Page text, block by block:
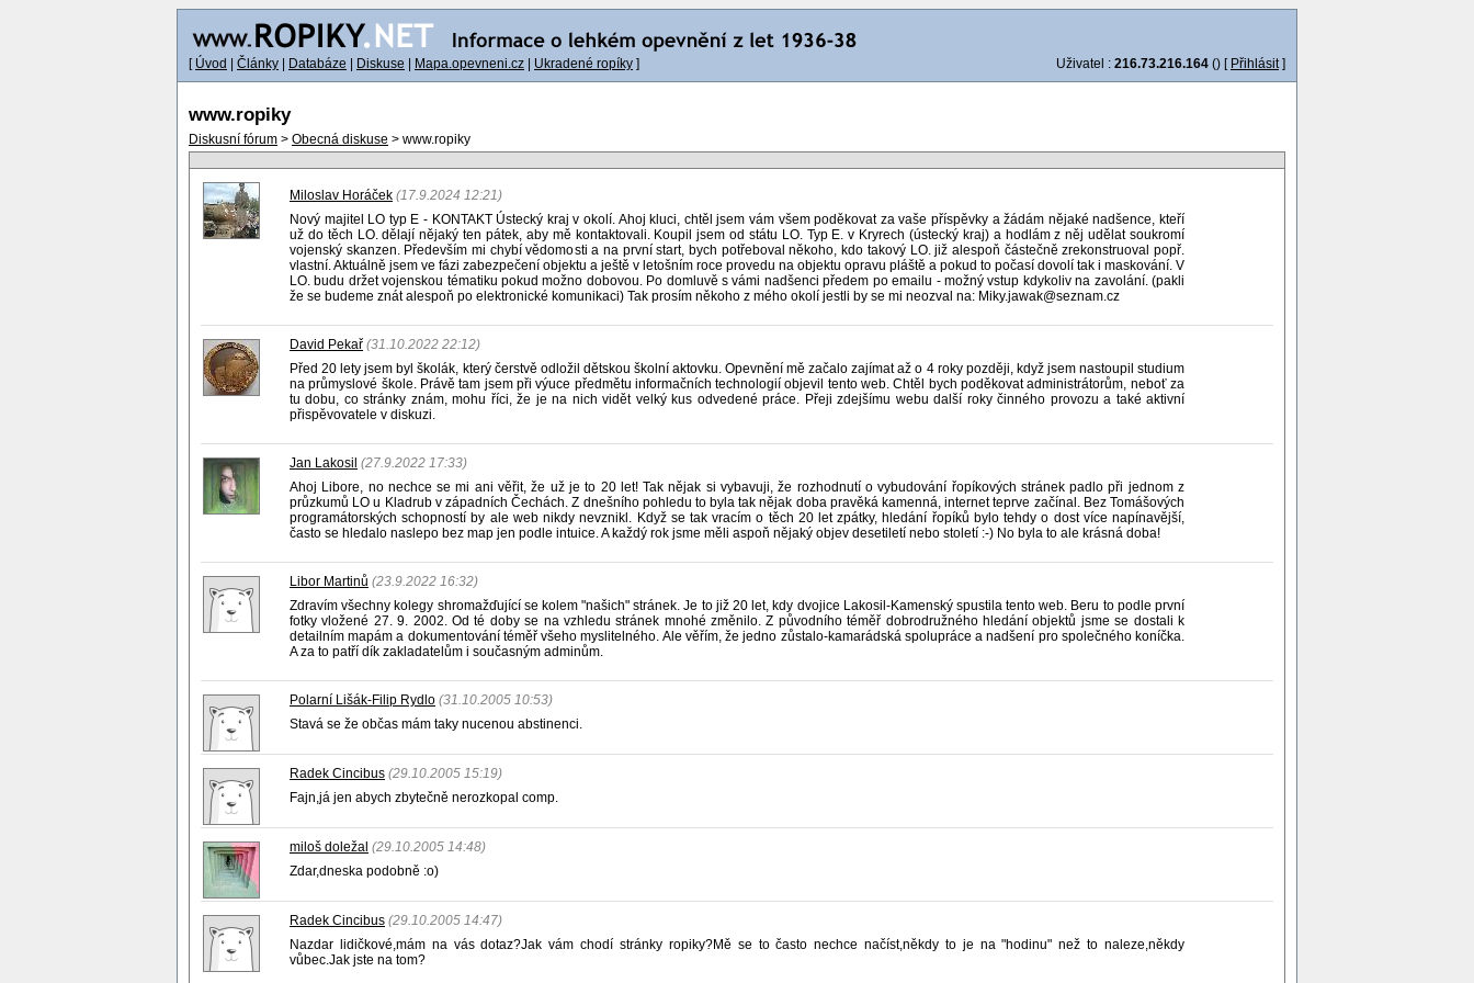
[ Úvod Články Databáze Diskuse Mapa.opevneni.cz Ukradené ropíky ] Uživatel : 216.73.216.164 () [ Přihlásit]
www.ropiky
Diskusní fórum > Obecná diskuse > www.ropiky
Miloslav Horáček (17.9.2024 12:21)
Nový majitel LO typ E - KONTAKT Ústecký kraj v okolí. Ahoj kluci, chtěl jsem vám všem poděkovat za vaše příspěvky a žádám nějaké nadšence, kteří
už do těch LO. dělají nějaký ten pátek, aby mě kontaktovali. Koupil jsem od státu LO. Typ E. v Kryrech (ústecký kraj) a hodlám z něj udělat soukromí
vojenský skanzen. Především mi chybí vědomosti a na první start, bych potřeboval někoho, kdo takový LO. již alespoň částečně zrekonstruoval popř.
vlastní. Aktuálně jsem ve fázi zabezpečení objektu a ještě v letošním roce provedu na objektu opravu pláště a pokud to počasí dovolí tak i maskování. V
LO. budu držet vojenskou tématiku pokud možno dobovou. Po domluvě s vámi nadšenci předem po emailu - možný vstup kdykoliv na zavolání. (pakli
že se budeme znát alespoň po elektronické komunikaci) Tak prosím někoho z mého okolí jestli by se mi neozval na: Miky.jawak@seznam.cz
David Pekař (31.10.2022 22:12)
Před 20 lety jsem byl školák, který čerstvě odložil dětskou školní aktovku. Opevnění mě začalo zajímat až o 4 roky později, když jsem nastoupil studium
na průmyslové škole. Právě tam jsem při výuce předmětu informačních technologií objevil tento web. Chtěl bych poděkovat administrátorům, neboť za
tu dobu, co stránky znám, mohu říci, že je na nich vidět velký kus odvedené práce. Přeji zdejšímu webu další roky činného provozu a také aktivní
přispěvovatele v diskuzi.
Jan Lakosil (27.9.2022 17:33)
Ahoj Libore, no nechce se mi ani věřit, že už je to 20 let! Tak nějak si vybavuji, že rozhodnutí o vybudování řopíkových stránek padlo při jednom z
průzkumů LO u Kladrub v západních Čechách. Z dnešního pohledu to byla tak nějak doba pravěká kamenná, internet teprve začínal. Bez Tomášových
programátorských schopností by ale web nikdy nevznikl. Když se tak vracím o těch 20 let zpátky, hledání řopíků bylo tehdy o dost více napínavější,
často se hledalo naslepo bez map jen podle intuice. A každý rok jsme měli aspoň nějaký objev desetiletí nebo století :-) No byla to ale krásná doba!
Libor Martinů (23.9.2022 16:32)
Zdravím všechny kolegy shromažďující se kolem "našich" stránek. Je to již 20 let, kdy dvojice Lakosil-Kamenský spustila tento web. Beru to podle první
fotky vložené 27. 9. 2002. Od té doby se na vzhledu stránek mnohé změnilo. Z původního téměř dobrodružného hledání objektů jsme se dostali k
detailním mapám a dokumentování téměř všeho myslitelného. Ale věřím, že jedno zůstalo-kamarádská spolupráce a nadšení pro společného koníčka.
A za to patří dík zakladatelům i současným adminům.
Polarní Lišák-Filip Rydlo (31.10.2005 10:53)
Stavá se že občas mám taky nucenou abstinenci.
Radek Cincibus (29.10.2005 15:19)
Fajn,já jen abych zbytečně nerozkopal comp.
miloš doležal (29.10.2005 14:48)
Zdar,dneska podobně :o)
Radek Cincibus (29.10.2005 14:47)
Nazdar lidičkové,mám na vás dotaz?Jak vám chodí stránky ropiky?Mě se to často nechce načíst,někdy to je na "hodinu" než to naleze,někdy
vůbec.Jak jste na tom?